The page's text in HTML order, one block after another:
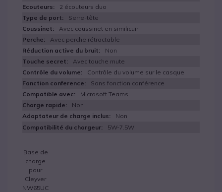
2 écouteurs duo
Serre-tête
Avec coussinet en similicuir
Avec perche rétractable
Non
Avec touche mute
Contrôle du volume sur le casque
Sans fonction conférence
Microsoft Teams
Non
Non
5W-7.5W
Base de
charge
pour
Cleyver
NW65UC